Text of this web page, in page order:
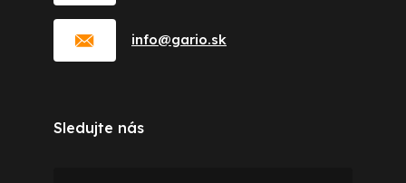
info@gario.sk
Sledujte nás